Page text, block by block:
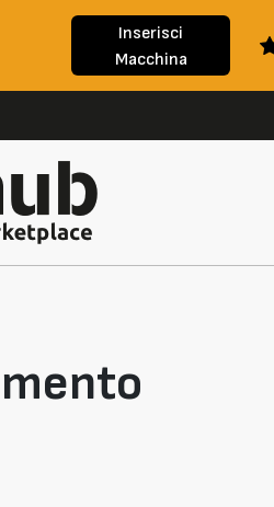
Inserisci
Macchina